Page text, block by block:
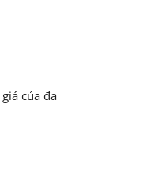
của đa